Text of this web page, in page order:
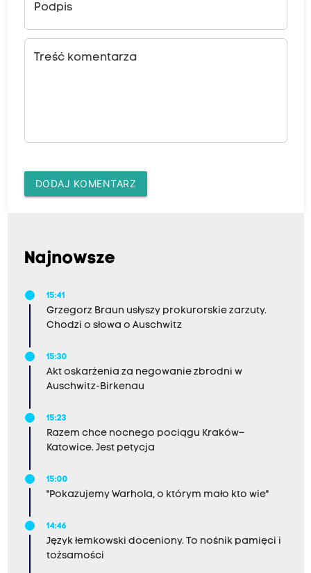
Podpis
Treść komentarza
DODAJ KOMENTARZ
Najnowsze
15:41
Grzegorz Braun usłyszy prokurorskie zarzuty.
Chodzi o słowa o Auschwitz
15:30
Akt oskarżenia za negowanie zbrodni w
Auschwitz-Birkenau
15:23
Razem chce nocnego pociągu Kraków–
Katowice. Jest petycja
15:00
"Pokazujemy Warhola, o którym mało kto wie"
14:46
Język łemkowski doceniony. To nośnik pamięci i
tożsamości